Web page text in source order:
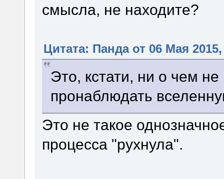
смысла, не находите?
Цитата: Панда от 06 Мая 2015,
Это, кстати, ни о чем
пронаблюдать
Это не такое
процесса "рухнула".